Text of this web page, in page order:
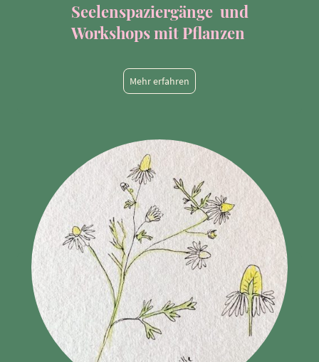
Seelenspaziergänge und
Workshops mit Pflanzen
Mehr erfahren